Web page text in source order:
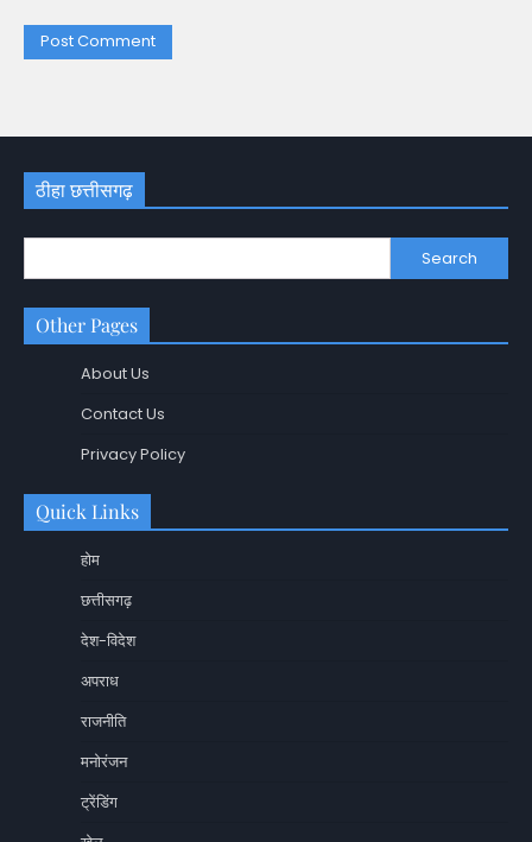
ठीहा छत्तीसगढ़
Search
Other Pages
About Us
Contact Us
Privacy Policy
Quick Links
होम
छत्तीसगढ़
देश-विदेश
अपराध
राजनीति
मनोरंजन
ट्रेंडिंग